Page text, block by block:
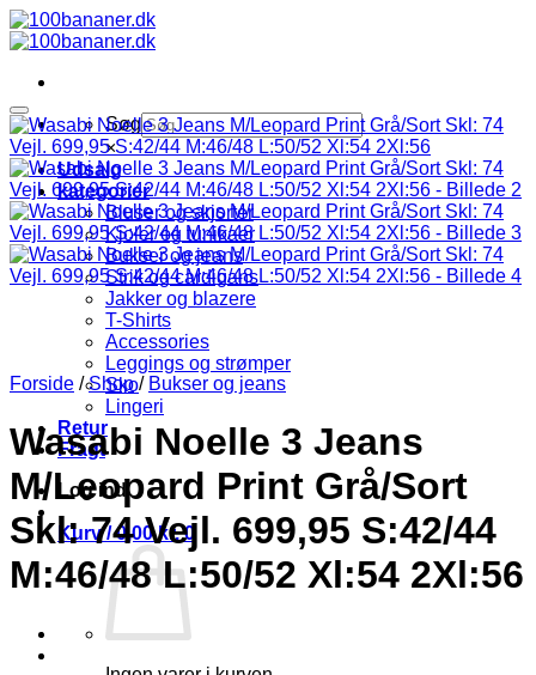
Fortsæt
til
Søg
×
Udsalg
kategorier
Bluser og skjorter
Kjoler og tunikaer
Bukser og jeans
Strik og cardigans
Jakker og blazere
T-Shirts
Accessories
Leggings og strømper
Sko
Lingeri
Retur
Fragt
Log ind
Kurv /0,00kr. 0
Forside / Shop / Bukser og jeans
Wasabi Noelle 3 Jeans
M/Leopard Print Grå/Sort
Skl: 74 Vejl. 699,95 S:42/44
M:46/48 L:50/52 Xl:54 2Xl:56